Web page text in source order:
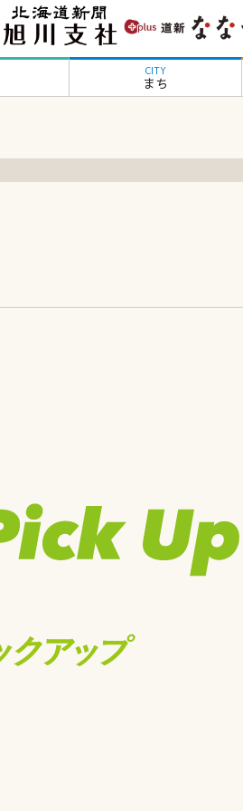
CITY
まち